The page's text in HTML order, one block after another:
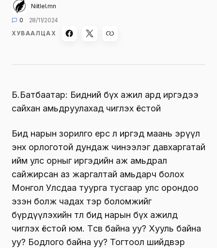
Niitlel.mn
0
28/11/2024
ХУВААЛЦАХ
Б.Батбаатар: Бидний бүх ажил ард иргэдээ
сайхан амьдруулахад чиглэх ёстой
Бид нарын зорилго ерөөсөө л иргэд маань эрүүл
энх орлоготой дундаж чинээлэг давхаргатай
ийм улс орныг иргэдийн аж амьдрал
сайжирсан аз жаргалтай амьдарч болох
Монгол Улсдаа туурга тусгаар улс орондоо
эзэн болж чадах тэр боломжийг
бүрдүүлэхийн төлөө бид нарын бүх ажилд
чиглэх ёстой юм. Төсөв байна уу? Хууль байна
уу? Бодлого байна уу? Тогтоол шийдвэр